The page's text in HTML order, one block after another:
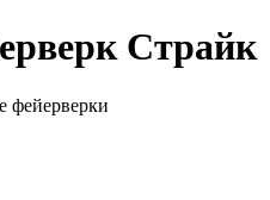
Страйк
фейерверки